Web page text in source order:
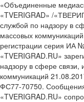
«Объединенные
«TVERIGRAD» /
службой по надзору в
массовых
регистрации серия ИА
«TVERIGRAD.RU»
надзору в сфере
коммуникаций
ФС77-70750.
«TVERIGRAD.RU»